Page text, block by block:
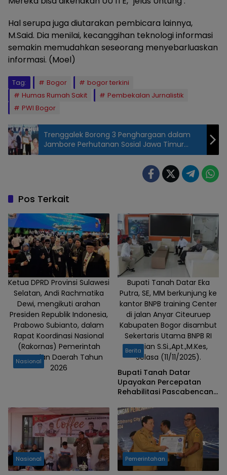
Hal serupa juga diutarakan pembicara lainnya,
M.Said. Dia menilai, kecanggihan teknologi informasi
semakin memudahkan seseorang menyebarluaskan
informasi. (Moel)
Tag: Bogor
bogor terkini
Humas Rumah Sakit
Pembekalan Jurnalistik
PWI Bogor
Trenggalek Borong 3 Penghargaan dalam
Jambore Perhutanan Sosial Jawa Timur
tahun 2023
Pos Terkait
Ketua DPRD Provinsi Sulawesi
Selatan, Andi Rachmatika
Dewi, mengikuti arahan
Presiden Republik Indonesia,
Prabowo Subianto, dalam
Rapat Koordinasi Nasional
(Rakornas) Pemerintah
Pusat dan Daerah Tahun
2026
Nasional
Bupati Tanah Datar Eka
Putra, SE, MM berkunjung ke
kantor BNPB training Center
di jalan Anyar Citeuruep
Kabupaten Bogor disambut
Sekertaris Utama BNPB RI
Rustian S.Si.,Apt.,M.Kes,
Selasa (11/11/2025).
Berita
Bupati Tanah Datar
Upayakan Percepatan
Rehabilitasi Pascabencana
Nasional Pemerintahan